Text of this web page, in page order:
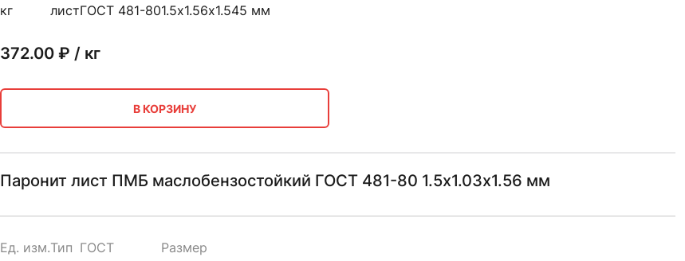
кг
листГОСТ 481-801.5х1.56х1.545 мм
372.00₽ / кг
В КОРЗИНУ
Паронит лист ПМБ маслобензостойкий ГОСТ 481-80 1.5х1.03х1.56 мм
Ед. изм.Тип ГОСТ
Размер